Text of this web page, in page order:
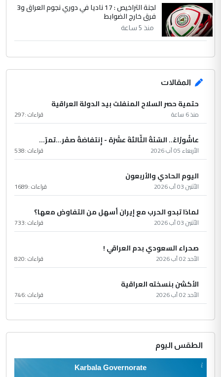
لجنة التراخيص : 17 ناديا في دوري نجوم العراق و3
فرق خارج الضوابط
منذ 5 ساعة
المقالات
حتمية حصر السلاح المنفلت بيد الدولة العراقية
منذ 6 ساعة قراءات :297
عاشُورْاءُ.. السّنَةُ الثّالثةَ عشَرَة - إِنتفاضةُ صفَر…تمرّ...
الأربعاء 05 آب 2026 قراءات :538
اليوم الحادي والأربعون
الأثنين 03 آب 2026 قراءات :1689
لماذا تبدو الحرب مع إيران أسهل من التفاوض معها؟
الأثنين 03 آب 2026 قراءات :733
صحراء السعودي بدم العراقي !
الأحد 02 آب 2026 قراءات :820
الأكشن بنسخته العراقية
الأحد 02 آب 2026 قراءات :746
الطقس اليوم
Karbala Governorate